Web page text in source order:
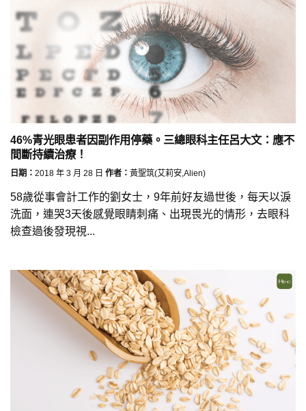
46%青光眼患者因副作用停藥。三總眼科主任呂大文：應不
間斷持續治療！
日期： 2018 年 3 月 28 日 作者： 黃聖筑(艾莉安,Alien)
58歲從事會計工作的劉女士，9年前好友過世後，每天以淚
洗面，連哭3天後感覺眼睛刺痛、出現畏光的情形，去眼科
檢查過後發現視...